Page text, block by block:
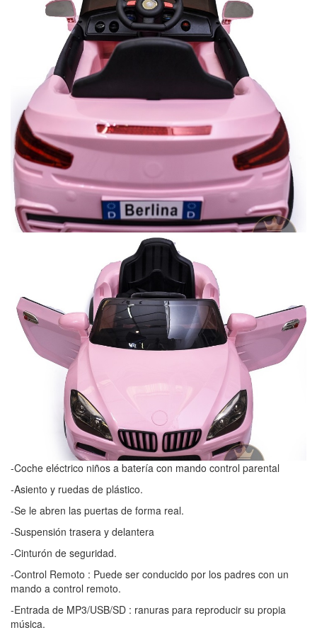
-Coche eléctrico niños a batería con mando control parental
-Asiento y ruedas de plástico.
-Se le abren las puertas de forma real.
-Suspensión trasera y delantera
-Cinturón de seguridad.
-Control Remoto ­: Puede ser conducido por los padres con un
mando a control remoto.
-Entrada de MP3/USB/SD : ranuras para reproducir su propia
música.